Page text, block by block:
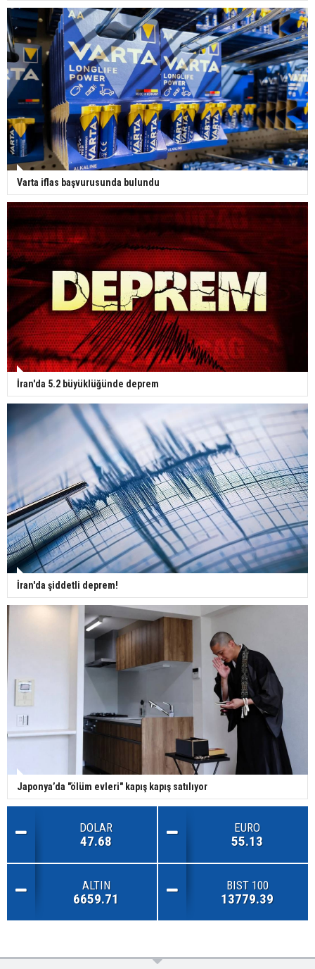
Varta iflas başvurusunda bulundu
İran'da 5.2 büyüklüğünde deprem
İran'da şiddetli deprem!
Japonya’da "ölüm evleri" kapış kapış satılıyor
DOLAR
47.68
EURO
55.13
ALTIN
6659.71
BIST 100
13779.39